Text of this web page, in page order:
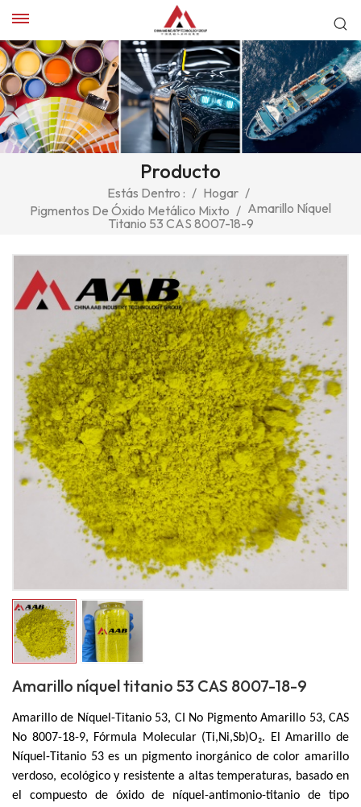
Producto
Estás Dentro : / Hogar /
Pigmentos De Óxido Metálico Mixto / Amarillo Níquel
Titanio 53 CAS 8007-18-9
Amarillo níquel titanio 53 CAS 8007-18-9
Amarillo de Níquel-Titanio 53, CI No Pigmento Amarillo 53, CAS
No 8007-18-9, Fórmula Molecular (Ti,Ni,Sb)O₂. El Amarillo de
Níquel-Titanio 53 es un pigmento inorgánico de color amarillo
verdoso, ecológico y resistente a altas temperaturas, basado en
el compuesto de óxido de níquel-antimonio-titanio de tipo